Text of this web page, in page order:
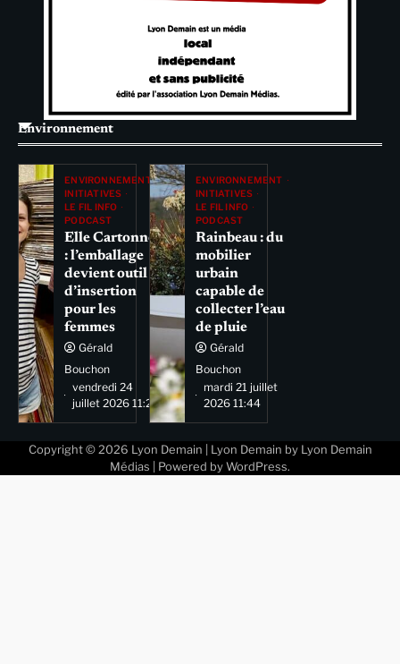
Environnement
ENVIRONNEMENT
INITIATIVES
LE FIL INFO
PODCAST
Elle Cartonne
: l’emballage
devient outil
d’insertion
pour les
femmes
Gérald
Bouchon
vendredi 24
juillet 2026 11:29
ENVIRONNEMENT
INITIATIVES
LE FIL INFO
PODCAST
Rainbeau : du
mobilier
urbain
capable de
collecter l’eau
de pluie
Gérald
Bouchon
mardi 21 juillet
2026 11:44
Copyright © 2026 Lyon Demain | Lyon Demain by Lyon Demain
Médias | Powered by WordPress.